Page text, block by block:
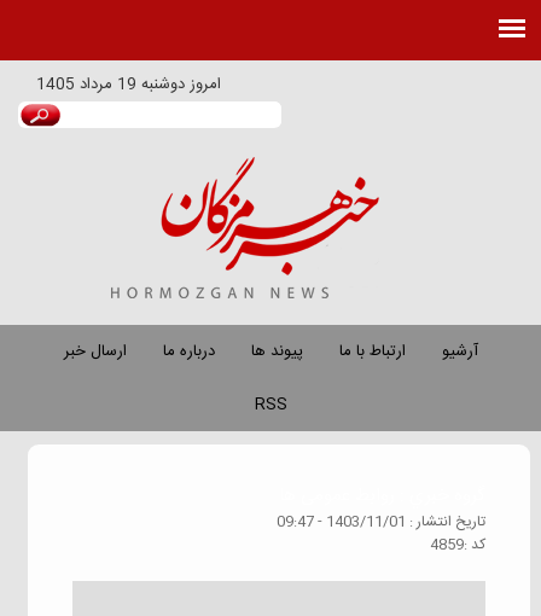
امروزدوشنبه 19 مرداد 1405
آرشیو ارتباط با ما پیوند ها درباره ما
ارسال خبر
RSS
تاريخ انتشار : 1403/11/01 - 09:47
كد :4859